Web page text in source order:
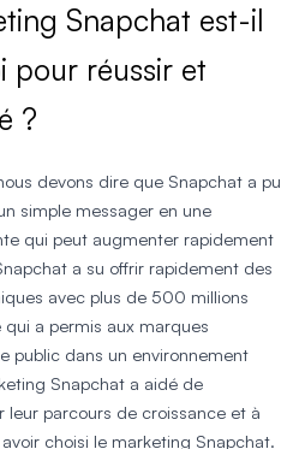
Snapchat est-il
pour réussir et
?
devons dire que Snapchat a pu
simple messager en une
qui peut augmenter rapidement
a su offrir rapidement des
avec plus de 500 millions
qui a permis aux marques
public dans un environnement
Snapchat a aidé de
leur parcours de croissance et à
choisi le marketing Snapchat.